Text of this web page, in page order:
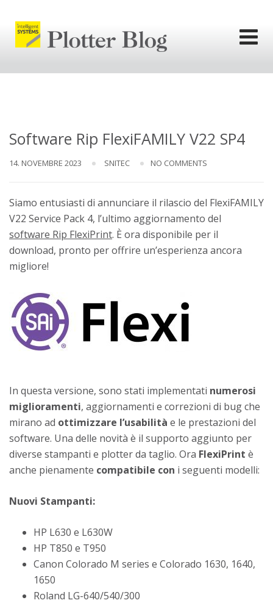
content
Software Rip FlexiFAMILY V22 SP4
14. NOVEMBRE 2023 SNITEC NO COMMENTS
Siamo entusiasti di annunciare il rilascio del FlexiFAMILY
V22 Service Pack 4, l’ultimo aggiornamento del
software Rip FlexiPrint. È ora disponibile per il
download, pronto per offrire un’esperienza ancora
migliore!
In questa versione, sono stati implementati numerosi
miglioramenti, aggiornamenti e correzioni di bug che
mirano ad ottimizzare l’usabilità e le prestazioni del
software. Una delle novità è il supporto aggiunto per
diverse stampanti e plotter da taglio. Ora FlexiPrint è
anche pienamente compatibile con i seguenti modelli:
Nuovi Stampanti:
HP L630 e L630W
HP T850 e T950
Canon Colorado M series e Colorado 1630, 1640,
1650
Roland LG-640/540/300